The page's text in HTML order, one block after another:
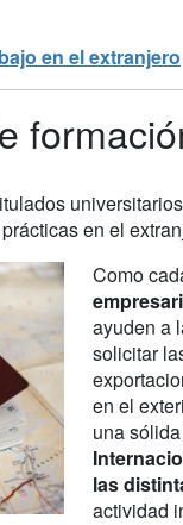
en el extranjero
en el
Como
ayuden a
solicitar
en el
una
las
actividad